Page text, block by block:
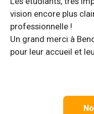
vision encore plus
professionnelle !
Un grand merci à
pour leur accueil et